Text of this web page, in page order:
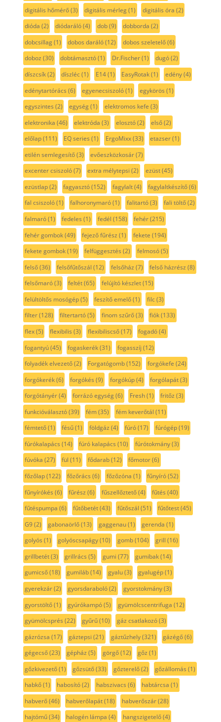
digitális hőmérő(3) digitális mérleg(1) digitális óra (2)
dióda (2) diódaráló(4) dob(9) dobborda (2)
dobcsillag(1) dobos daráló(12) dobos szeletelő(6)
doboz (30) dobtámasztó(1) Dr.Fischer(1) dugó(2)
díszcsík(2) díszléc(1) E14(1) EasyRotak(1) edény(4)
edénytartórács (6) egyenecsiszoló(1) egykörös (1)
egyszintes (2) egység(1) elektromos kefe (3)
elektronika (46) elektróda (3) elosztó(2) első(2)
előlap(111) EQ series (1) ErgoMixx(33) etazser(1)
etilén semlegesítő(3) evőeszközkosár(7)
excenter csiszoló(7) extra mélytepsi (2) ezüst(45)
ezüstlap(2) fagyasztó(152) fagylalt(4) fagylaltkészítő(6)
fal csiszoló(1) falhoronymaró(1) falitartó(3) fali töltő(2)
falmaró(1) fedeles (1) fedél (158) fehér(215)
fehér gombok(49) fejező fűrész (1) fekete (194)
fekete gombok(19) felfüggesztés (2) felmosó(5)
felső(36) felsőfűtőszál (12) felsőház (7) felső házrész (8)
felsőmaró(3) feltét(65) felújító készlet(15)
felültöltős mosógép(5) feszítő emelő(1) filc(3)
filter(128) filtertartó(5) finom szűrő(3) fiók(133)
flex(5) flexibilis (3) flexibiliscső(17) fogadó(4)
fogantyú(45) fogaskerék(31) fogasszíj (12)
folyadék elvezető(2) Forgatógomb(152) forgókefe (24)
forgókerék(6) forgókés (9) forgókúp(4) forgólapát(3)
forgótányér(4) forrázó egység(6) Fresh(1) fritőz (3)
funkcióválasztó(39) fém(35) fém keverőtál (11)
fémtető(1) fésű(1) földgáz (4) fúró(17) fúrógép(19)
fúrókalapács (14) fúró kalapács (10) fúrótokmány(3)
fúvóka (27) fül (11) fődarab(12) főmotor(6)
főzőlap(122) főzőrács (6) főzőzóna (1) fűnyíró(52)
fűnyírókés (6) fűrész (6) fűszellőztető(4) fűtés (40)
fűtéspumpa (6) fűtőbetét(43) fűtőszál (51) fűtőtest(45)
G9(2) gabonaörlő(13) gaggenau(1) gerenda (1)
golyós (1) golyóscsapágy(10) gomb(104) grill (16)
grillbetét(3) grillrács (5) gumi (77) gumibak(14)
gumicső(18) gumiláb(14) gyalu(3) gyalugép(1)
gyerekzár(2) gyorsdaraboló(2) gyorstokmány(3)
gyorstöltő(1) gyúrókampó(5) gyümölcscentrifuga (12)
gyümölcsprés (22) gyűrű(10) gáz csatlakozó(3)
gázrózsa (17) gáztepsi (21) gáztűzhely(321) gázégő(6)
gégecső(23) gépház (5) görgő(12) gőz (1)
gőzkivezető(1) gőzsütő(33) gőzterelő(2) gőzállomás (1)
habkő(1) habosító(2) habszivacs (6) habtárcsa (1)
habverő(46) habverőlapát(18) habverőszár(28)
hajtómű(34) halogén lámpa (4) hangszigetelő(4)